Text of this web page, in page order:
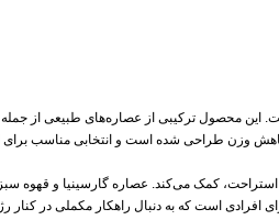
وزن طراحی شده است و انتخابی مناسب برای
است که به دنبال راهکار مکملی در کنار